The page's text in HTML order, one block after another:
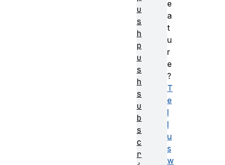
e
a
t
u
r
e
?
T
e
l
l
u
s
w
u
s
h
p
u
s
h
s
u
b
s
c
r